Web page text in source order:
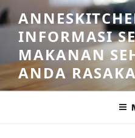
Skip
to
contentINFORMASI
MAKANAN
ANDA